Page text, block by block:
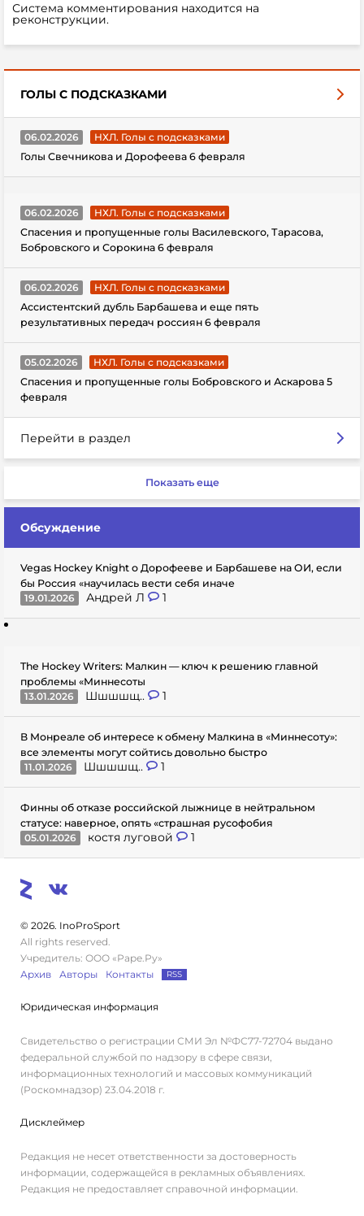
Система комментирования находится на
реконструкции.
ГОЛЫ С ПОДСКАЗКАМИ
06.02.2026
НХЛ. Голы с подсказками
Голы Свечникова и Дорофеева 6 февраля
06.02.2026
НХЛ. Голы с подсказками
Спасения и пропущенные голы Василевского, Тарасова,
Бобровского и Сорокина 6 февраля
06.02.2026
НХЛ. Голы с подсказками
Ассистентский дубль Барбашева и еще пять
результативных передач россиян 6 февраля
05.02.2026
НХЛ. Голы с подсказками
Спасения и пропущенные голы Бобровского и Аскарова 5
февраля
Перейти в раздел
Показать еще
Обсуждение
Vegas Hockey Knight о Дорофееве и Барбашеве на ОИ, если
бы Россия «научилась вести себя иначе
19.01.2026
Андрей Л 1
The Hockey Writers: Малкин — ключ к решению главной
проблемы «Миннесоты
13.01.2026
Шшшшщ.. 1
В Монреале об интересе к обмену Малкина в «Миннесоту»:
все элементы могут сойтись довольно быстро
11.01.2026
Шшшшщ.. 1
Финны об отказе российской лыжнице в нейтральном
статусе: наверное, опять «страшная русофобия
05.01.2026
костя луговой 1
© 2026. InoProSport
All rights reserved.
Учредитель: ООО «Раре.Ру»
Архив
Авторы Контакты RSS
Юридическая информация
Свидетельство о регистрации СМИ Эл №ФС77-72704 выдано
федеральной службой по надзору в сфере связи,
информационных технологий и массовых коммуникаций
(Роскомнадзор) 23.04.2018 г.
Дисклеймер
Редакция не несет ответственности за достоверность
информации, содержащейся в рекламных объявлениях.
Редакция не предоставляет справочной информации.